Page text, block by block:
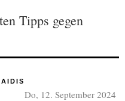
Tipps gegen
Do, 12. September 2024